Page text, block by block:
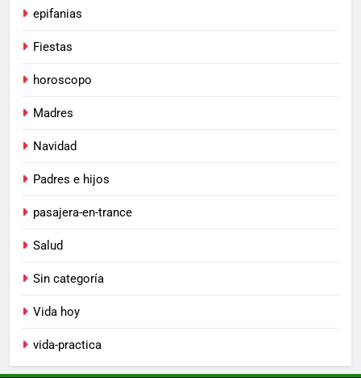
epifanias
Fiestas
horoscopo
Madres
Navidad
Padres e hijos
pasajera-en-trance
Salud
Sin categoría
Vida hoy
vida-practica